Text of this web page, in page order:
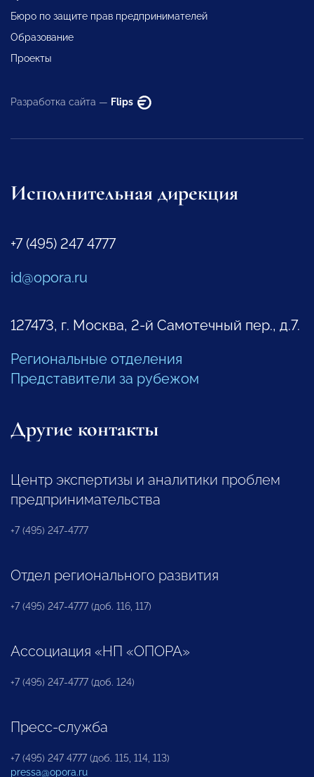
Бюро по защите прав предпринимателей
Образование
Проекты
Разработка сайта — Flips
Исполнительная дирекция
+7 (495) 247 4777
id@opora.ru
127473, г. Москва, 2-й Самотечный пер., д.7.
Региональные отделения
Представители за рубежом
Другие контакты
Центр экспертизы и аналитики проблем
предпринимательства
+7 (495) 247-4777
Отдел регионального развития
+7 (495) 247-4777 (доб. 116, 117)
Ассоциация «НП «ОПОРА»
+7 (495) 247-4777 (доб. 124)
Пресс-служба
+7 (495) 247 4777 (доб. 115, 114, 113)
pressa@opora.ru